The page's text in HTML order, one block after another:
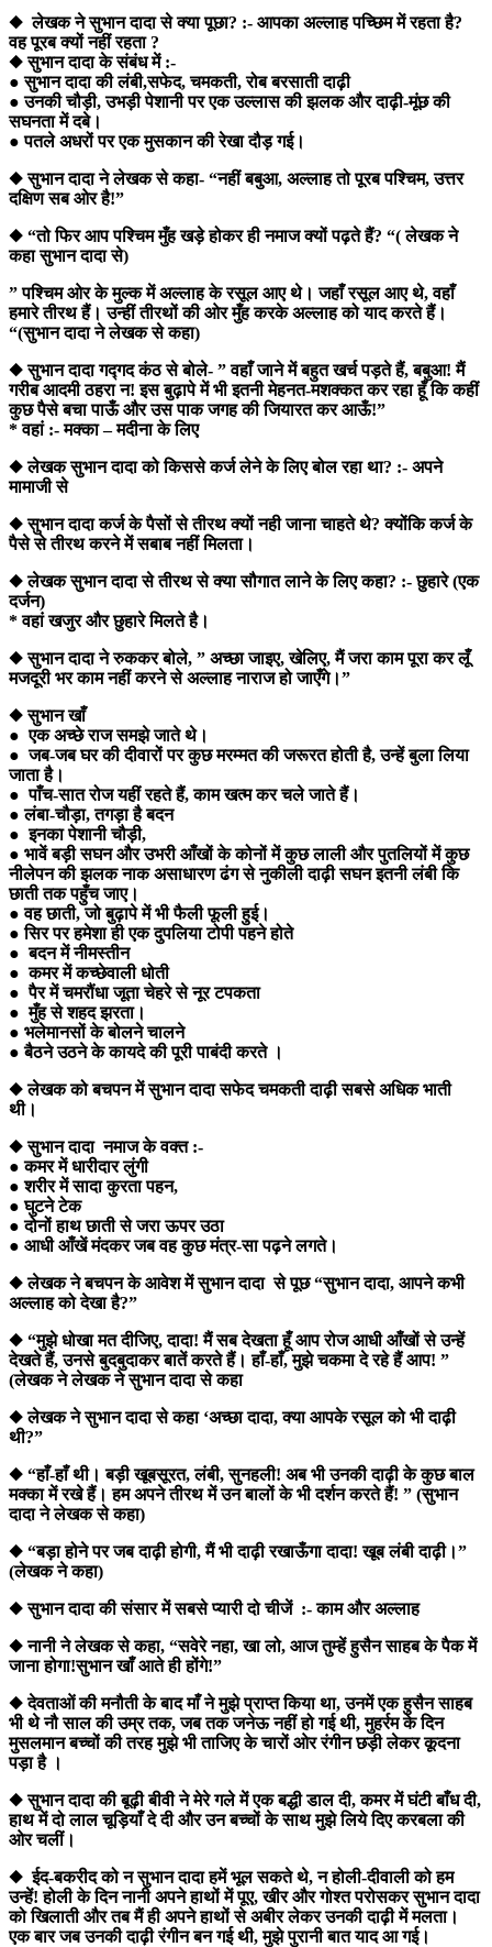
◆ लेखक ने सुभान दादा से क्या पूछा? :- आपका अल्लाह पच्छिम में रहता है?
वह पूरब क्यों नहीं रहता ?
◆ सुभान दादा के संबंध में :-
● सुभान दादा की लंबी,सफेद, चमकती, रोब बरसाती दाढ़ी
● उनकी चौड़ी, उभड़ी पेशानी पर एक उल्लास की झलक और दाढ़ी-मूंछ की
सघनता में दबे।
● पतले अधरों पर एक मुसकान की रेखा दौड़ गई।
◆ सुभान दादा ने लेखक से कहा- “नहीं बबुआ, अल्लाह तो पूरब पश्चिम, उत्तर
दक्षिण सब ओर है!”
◆ “तो फिर आप पश्चिम मुँह खड़े होकर ही नमाज क्यों पढ़ते हैं? “( लेखक ने
कहा सुभान दादा से)
” पश्चिम ओर के मुल्क में अल्लाह के रसूल आए थे। जहाँ रसूल आए थे, वहाँ
हमारे तीरथ हैं। उन्हीं तीरथों की ओर मुँह करके अल्लाह को याद करते हैं।
“(सुभान दादा ने लेखक से कहा)
◆ सुभान दादा गद्गद कंठ से बोले- ” वहाँ जाने में बहुत खर्च पड़ते हैं, बबुआ! मैं
गरीब आदमी ठहरा न! इस बुढ़ापे में भी इतनी मेहनत-मशक्कत कर रहा हूँ कि कहीं
कुछ पैसे बचा पाऊँ और उस पाक जगह की जियारत कर आऊँ!”
* वहां :- मक्का – मदीना के लिए
◆ लेखक सुभान दादा को किससे कर्ज लेने के लिए बोल रहा था? :- अपने
मामाजी से
◆ सुभान दादा कर्ज के पैसों से तीरथ क्यों नही जाना चाहते थे? क्योंकि कर्ज के
पैसे से तीरथ करने में सबाब नहीं मिलता।
◆ लेखक सुभान दादा से तीरथ से क्या सौगात लाने के लिए कहा? :- छुहारे (एक
दर्जन)
* वहां खजुर और छुहारे मिलते है।
◆ सुभान दादा ने रुककर बोले, ” अच्छा जाइए, खेलिए, मैं जरा काम पूरा कर लूँ
मजदूरी भर काम नहीं करने से अल्लाह नाराज हो जाएँगे।”
◆ सुभान खाँ
● एक अच्छे राज समझे जाते थे।
● जब-जब घर की दीवारों पर कुछ मरम्मत की जरूरत होती है, उन्हें बुला लिया
जाता है।
● पाँच-सात रोज यहीं रहते हैं, काम खत्म कर चले जाते हैं।
● लंबा-चौड़ा, तगड़ा है बदन
● इनका पेशानी चौड़ी,
● भावें बड़ी सघन और उभरी आँखों के कोनों में कुछ लाली और पुतलियों में कुछ
नीलेपन की झलक नाक असाधारण ढंग से नुकीली दाढ़ी सघन इतनी लंबी कि
छाती तक पहुँच जाए।
● वह छाती, जो बुढ़ापे में भी फैली फूली हुई।
● सिर पर हमेशा ही एक दुपलिया टोपी पहने होते
● बदन में नीमस्तीन
● कमर में कच्छेवाली धोती
● पैर में चमरौंधा जूता चेहरे से नूर टपकता
● मुँह से शहद झरता।
● भलेमानसों के बोलने चालने
● बैठने उठने के कायदे की पूरी पाबंदी करते ।
◆ लेखक को बचपन में सुभान दादा सफेद चमकती दाढ़ी सबसे अधिक भाती
थी।
◆ सुभान दादा नमाज के वक्त :-
● कमर में धारीदार लुंगी
● शरीर में सादा कुरता पहन,
● घुटने टेक
● दोनों हाथ छाती से जरा ऊपर उठा
● आधी आँखें मंदकर जब वह कुछ मंत्र-सा पढ़ने लगते।
◆ लेखक ने बचपन के आवेश में सुभान दादा से पूछ “सुभान दादा, आपने कभी
अल्लाह को देखा है?”
◆ “मुझे धोखा मत दीजिए, दादा! मैं सब देखता हूँ आप रोज आधी आँखों से उन्हें
देखते हैं, उनसे बुदबुदाकर बातें करते हैं। हाँ-हाँ, मुझे चकमा दे रहे हैं आप! ”
(लेखक ने लेखक ने सुभान दादा से कहा
◆ लेखक ने सुभान दादा से कहा ‘अच्छा दादा, क्या आपके रसूल को भी दाढ़ी
थी?”
◆ “हाँ-हाँ थी। बड़ी खूबसूरत, लंबी, सुनहली! अब भी उनकी दाढ़ी के कुछ बाल
मक्का में रखे हैं। हम अपने तीरथ में उन बालों के भी दर्शन करते हैं! ” (सुभान
दादा ने लेखक से कहा)
◆ “बड़ा होने पर जब दाढ़ी होगी, मैं भी दाढ़ी रखाऊँगा दादा! खूब लंबी दाढ़ी।”
(लेखक ने कहा)
◆ सुभान दादा की संसार में सबसे प्यारी दो चीजें :- काम और अल्लाह
◆ नानी ने लेखक से कहा, “सवेरे नहा, खा लो, आज तुम्हें हुसैन साहब के पैक में
जाना होगा!सुभान खाँ आते ही होंगे!”
◆ देवताओं की मनौती के बाद माँ ने मुझे प्राप्त किया था, उनमें एक हुसैन साहब
भी थे नौ साल की उम्र तक, जब तक जनेऊ नहीं हो गई थी, मुहर्रम के दिन
मुसलमान बच्चों की तरह मुझे भी ताजिए के चारों ओर रंगीन छड़ी लेकर कूदना
पड़ा है ।
◆ सुभान दादा की बूढ़ी बीवी ने मेरे गले में एक बद्धी डाल दी, कमर में घंटी बाँध दी,
हाथ में दो लाल चूड़ियाँ दे दी और उन बच्चों के साथ मुझे लिये दिए करबला की
ओर चलीं।
◆ ईद-बकरीद को न सुभान दादा हमें भूल सकते थे, न होली-दीवाली को हम
उन्हें! होली के दिन नानी अपने हाथों में पूए, खीर और गोश्त परोसकर सुभान दादा
को खिलाती और तब मैं ही अपने हाथों से अबीर लेकर उनकी दाढ़ी में मलता।
एक बार जब उनकी दाढ़ी रंगीन बन गई थी, मुझे पुरानी बात याद आ गई।